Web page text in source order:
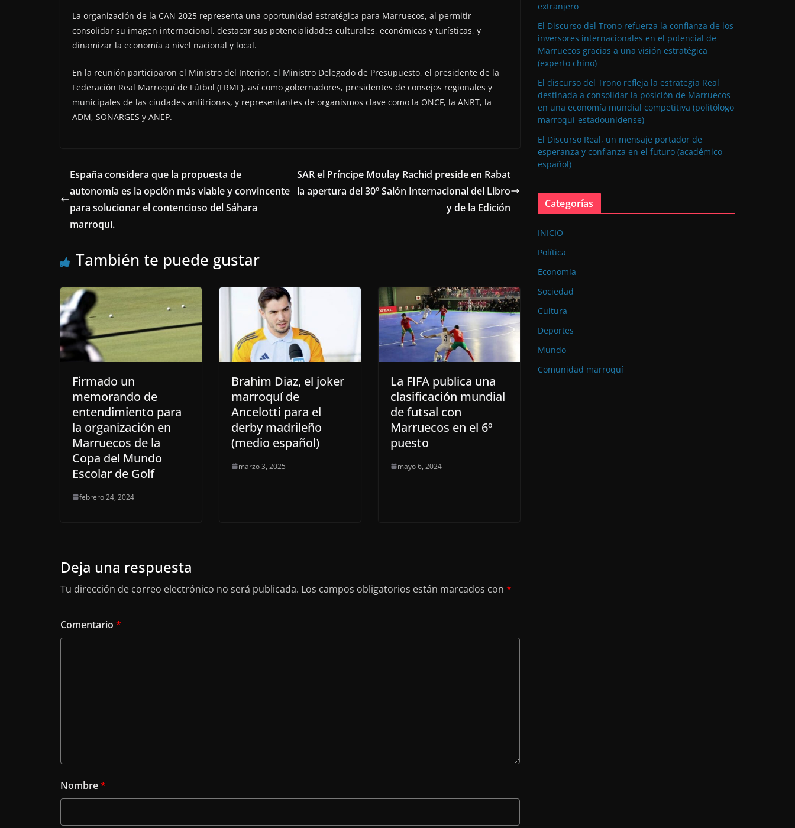
La organización de la CAN 2025 representa una oportunidad estratégica para Marruecos, al permitir
consolidar su imagen internacional, destacar sus potencialidades culturales, económicas y turísticas, y
dinamizar la economía a nivel nacional y local.
En la reunión participaron el Ministro del Interior, el Ministro Delegado de Presupuesto, el presidente de la
Federación Real Marroquí de Fútbol (FRMF), así como gobernadores, presidentes de consejos regionales y
municipales de las ciudades anfitrionas, y representantes de organismos clave como la ONCF, la ANRT, la
ADM, SONARGES y ANEP.
España considera que la propuesta de
autonomía es la opción más viable y convincente
para solucionar el contencioso del Sáhara
marroqui.
SAR el Príncipe Moulay Rachid preside en Rabat
la apertura del 30º Salón Internacional del Libro
y de la Edición
También te puede gustar
Firmado un
memorando de
entendimiento para
la organización en
Marruecos de la
Copa del Mundo
Escolar de Golf
febrero 24, 2024
Brahim Diaz, el joker
marroquí de
Ancelotti para el
derby madrileño
(medio español)
marzo 3, 2025
La FIFA publica una
clasificación mundial
de futsal con
Marruecos en el 6º
puesto
mayo 6, 2024
Deja una respuesta
Tu dirección de correo electrónico no será publicada. Los campos obligatorios están marcados con *
Comentario *
Nombre*
extranjero
El Discurso del Trono refuerza la confianza de los
inversores internacionales en el potencial de
Marruecos gracias a una visión estratégica
(experto chino)
El discurso del Trono refleja la estrategia Real
destinada a consolidar la posición de Marruecos
en una economía mundial competitiva (politólogo
marroquí-estadounidense)
El Discurso Real, un mensaje portador de
esperanza y confianza en el futuro (académico
español)
Categorías
INICIO
Política
Economía
Sociedad
Cultura
Deportes
Mundo
Comunidad marroquí